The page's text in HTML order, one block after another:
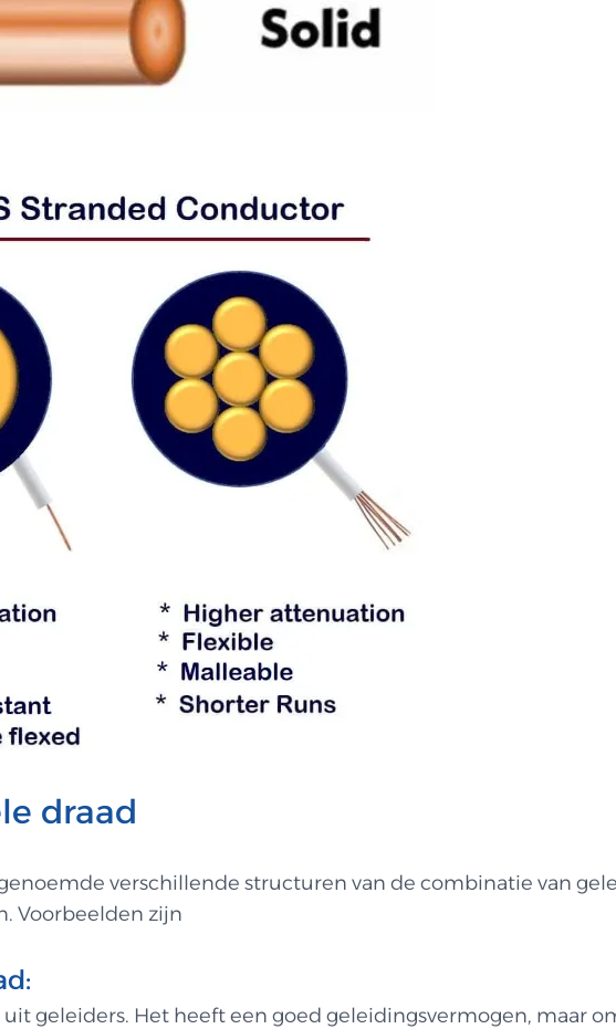
draad
verschillende structuren van de combinatie van
Voorbeelden zijn
geleiders. Het heeft een goed geleidingsvermogen, maar